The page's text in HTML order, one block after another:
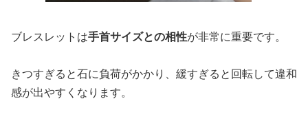
ブレスレットは手首サイズとの相性が非常に重要です。
きつすぎると石に負荷がかかり、緩すぎると回転して違和
感が出やすくなります。